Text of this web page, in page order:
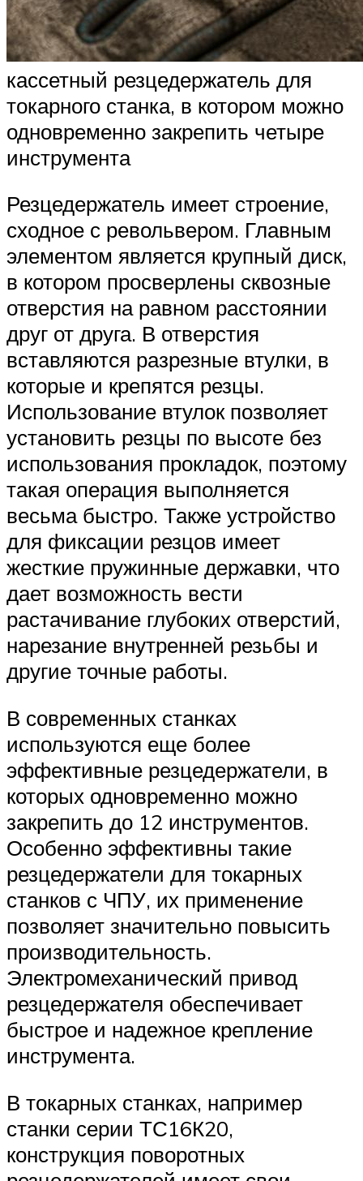
кассетный резцедержатель для
токарного станка, в котором можно
одновременно закрепить четыре
инструмента
Резцедержатель имеет строение,
сходное с револьвером. Главным
элементом является крупный диск,
в котором просверлены сквозные
отверстия на равном расстоянии
друг от друга. В отверстия
вставляются разрезные втулки, в
которые и крепятся резцы.
Использование втулок позволяет
установить резцы по высоте без
использования прокладок, поэтому
такая операция выполняется
весьма быстро. Также устройство
для фиксации резцов имеет
жесткие пружинные державки, что
дает возможность вести
растачивание глубоких отверстий,
нарезание внутренней резьбы и
другие точные работы.
В современных станках
используются еще более
эффективные резцедержатели, в
которых одновременно можно
закрепить до 12 инструментов.
Особенно эффективны такие
резцедержатели для токарных
станков с ЧПУ, их применение
позволяет значительно повысить
производительность.
Электромеханический привод
резцедержателя обеспечивает
быстрое и надежное крепление
инструмента.
В токарных станках, например
станки серии ТС16К20,
конструкция поворотных